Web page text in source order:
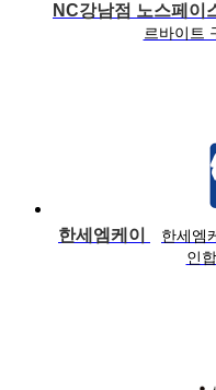
NC강남점 노스페이
르바이트
한세엠케이
한세엠
인